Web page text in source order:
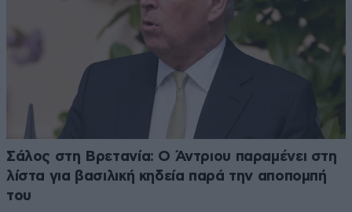
Σάλος στη Βρετανία: Ο Άντριου παραμένει στη
λίστα για βασιλική κηδεία παρά την αποπομπή
του